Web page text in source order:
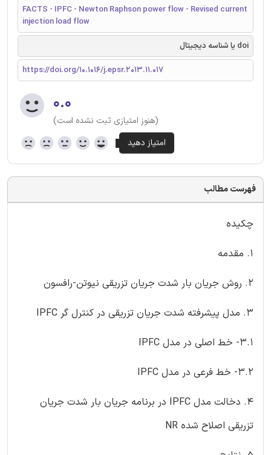
FACTS - IPFC - Newton Raphson power flow - Revised current
injection load flow
doi یا شناسه دیجیتال
https://doi.org/10.1016/j.epsr.2013.11.017
۰.۰
(هنوز امتیازی ثبت نشده است)
فهرست مطالب
چکیده
1. مقدمه
2. روش جریان بار شدت جریان تزریقی نیوتن-رافسون
3. مدل پیشرفته شدت جریان تزریقی در کنترل گر IPFC
3.1- خط اصلی در مدل IPFC
3.2- خط فرعی در مدل IPFC
4. دخالت مدل IPFC در برنامه جریان بار شدت جریان
تزریقی اصلاح شده NR